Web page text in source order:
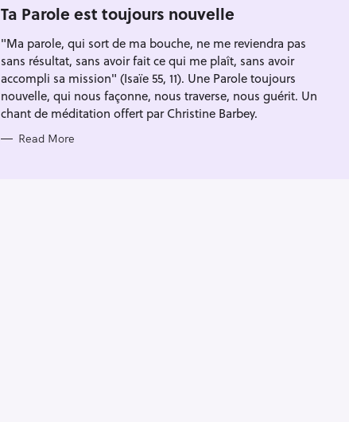
O
R
E
S
Ta Parole est toujours nouvelle
"Ma parole, qui sort de ma bouche, ne me reviendra pas
sans résultat, sans avoir fait ce qui me plaît, sans avoir
accompli sa mission" (Isaïe 55, 11). Une Parole toujours
nouvelle, qui nous façonne, nous traverse, nous guérit. Un
chant de méditation offert par Christine Barbey.
Read More